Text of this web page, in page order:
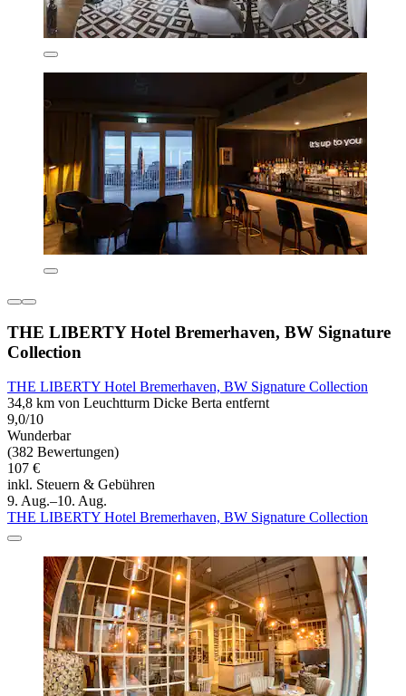
THE LIBERTY Hotel Bremerhaven, BW Signature
Collection
THE LIBERTY Hotel Bremerhaven, BW Signature Collection
34,8 km von Leuchtturm Dicke Berta entfernt
9,0/10
Wunderbar
(382 Bewertungen)
107 €
inkl. Steuern & Gebühren
9. Aug.–10. Aug.
THE LIBERTY Hotel Bremerhaven, BW Signature Collection